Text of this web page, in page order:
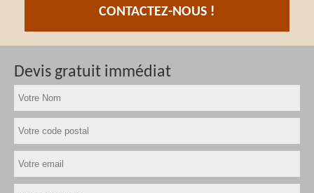
CONTACTEZ-NOUS !
Devis gratuit immédiat